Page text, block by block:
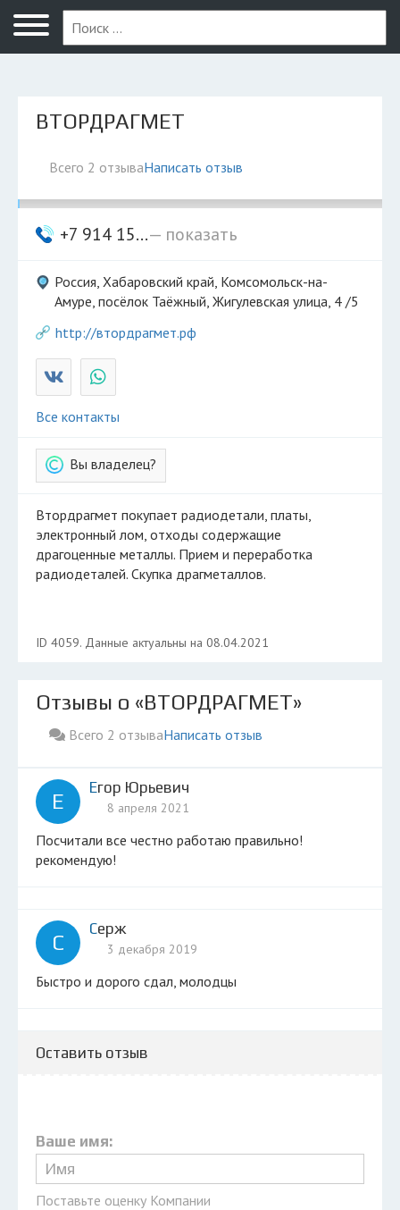
Комсомольск-на-Амуре
ВТОРДРАГМЕТ
Всего 2 отзываНаписать отзыв
+7 914 15...— показать
Россия, Хабаровский край, Комсомольск-на-
Амуре, посёлок Таёжный, Жигулевская улица, 4 /5
http://втордрагмет.рф
Все контакты
Вы владелец?
Втордрагмет покупает радиодетали, платы,
электронный лом, отходы содержащие
драгоценные металлы. Прием и переработка
радиодеталей. Скупка драгметаллов.
ID 4059. Данные актуальны на 08.04.2021
Отзывы о «ВТОРДРАГМЕТ»
Всего 2 отзываНаписать отзыв
Е
Егор Юрьевич
8 апреля 2021
посчитали все честно работаю правильно!
рекомендую!
С
Серж
3 декабря 2019
Быстро и дорого сдал, молодцы
Оставить отзыв
Ваше имя:
Поставьте оценку Компании